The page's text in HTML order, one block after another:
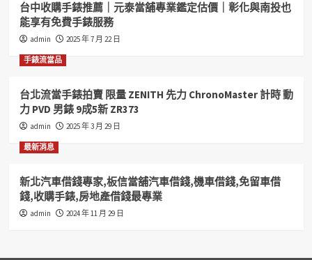
您
的
好
居
機
車
借
錢
錶
歡
迎
台中收購手錶推薦｜元泰當舖專業鑑定估價｜彰化與南投也
能享有免費手錶服務
admin 2025 年 7 月 22 日
手錶流當品
台北流當手錶拍賣 限量 ZENITH 先力 ChronoMaster 計時 動
力 PVD 男錶 9成5新 ZR373
admin 2025 年 3 月 29 日
最新消息
新北汽車借錢專家,板信當舖汽車借錢,機車借錢,免留車借
錢,收購手錶,房地產借錢最專業
admin 2024 年 11 月 29 日